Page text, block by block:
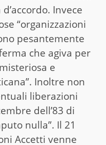
Invece
“organizzazioni
pesantemente
che agiva per
e
Inoltre non
liberazioni
dell’83 di
nulla”. Il 21
Accetti venne